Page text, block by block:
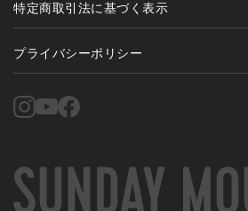
特定商取引法に基づく表示
プライバシーポリシー